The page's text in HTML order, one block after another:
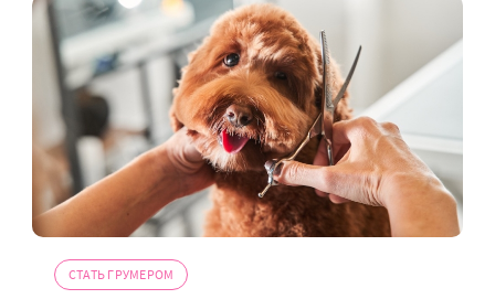
СТАТЬ ГРУМЕРОМ